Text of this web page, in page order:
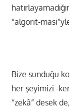
“algorit-
Bize sunduğu
her şeyimizi -
“zekâ” desek